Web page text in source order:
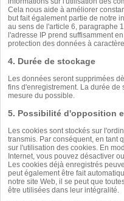
Cela nous aide à améliorer
but fait également partie de notre
au sens de l'article 6, paragraphe
l'adresse IP prend suffisamment
protection des données à
4. Durée de stockage
Les données seront supprimées
fins d'enregistrement. La durée
mesure du possible.
5. Possibilité d'opposition
Les cookies sont stockés sur
transmis. Par conséquent, en tant
sur l'utilisation des cookies. En
Internet, vous pouvez désactiver
Les cookies déjà enregistrés
peut également être fait
notre site Web, il se peut que
être utilisées dans leur intégralité.